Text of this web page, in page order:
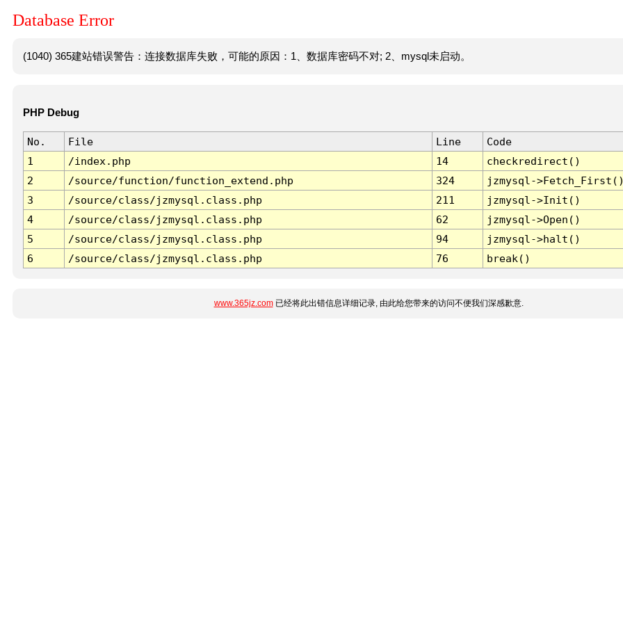
Database Error
(1040) 365建站错误警告：连接数据库失败，可能的原因：1、数据库密码不对; 2、mysql未启动。
PHP Debug
No. File Line
Code
1
/index.php 14
checkredirect()
2
/source/function/function_extend.php 324
jzmysql-
3
/source/class/jzmysql.class.php 211
jzmysql->Init()
4
/source/class/jzmysql.class.php 62
jzmysql->Open()
5
/source/class/jzmysql.class.php 94
jzmysql->halt()
6
/source/class/jzmysql.class.php 76 break()
www.365jz.com已经将此出错信息详细记录, 由此给您带来的访问不便我们深感歉意.